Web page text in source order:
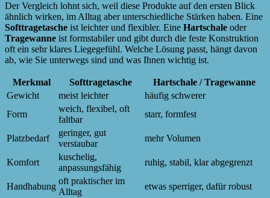
Der Vergleich lohnt sich, weil diese Produkte auf den ersten Blick
ähnlich wirken, im Alltag aber unterschiedliche Stärken haben. Eine
Softtragetasche ist leichter und flexibler. Eine Hartschale oder
Tragewanne ist formstabiler und gibt durch die feste Konstruktion
oft ein sehr klares Liegegefühl. Welche Lösung passt, hängt davon
ab, wie Sie unterwegs sind und was Ihnen wichtig ist.
Merkmal Softtragetasche
Hartschale / Tragewanne
Gewicht
meist leichter
häufig schwerer
Form
weich, flexibel, oft
faltbar
starr, formfest
Platzbedarf
geringer, gut
verstaubar
mehr Volumen
Komfort
kuschelig,
anpassungsfähig
ruhig, stabil, klar abgegrenzt
Handhabung
oft praktischer im
Alltag
etwas sperriger, dafür robust